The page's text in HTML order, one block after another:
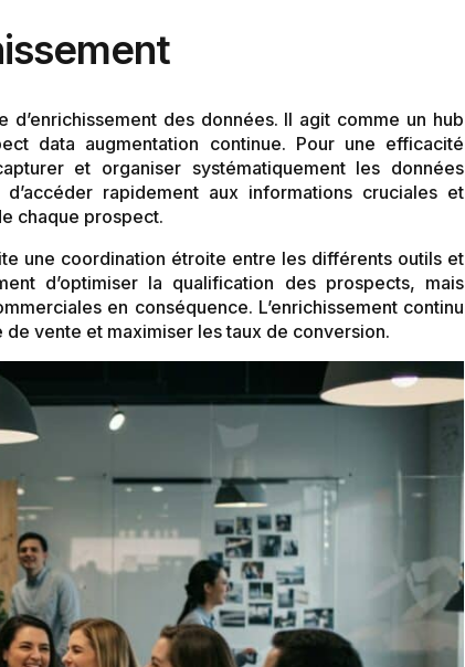
des données. Il agit comme un hub
data augmentation continue. Pour une efficacité
et organiser systématiquement les données
rapidement aux informations cruciales et
chaque prospect.
une coordination étroite entre les différents outils et
d’optimiser la qualification des prospects, mais
en conséquence. L’enrichissement continu
vente et maximiser les taux de conversion.